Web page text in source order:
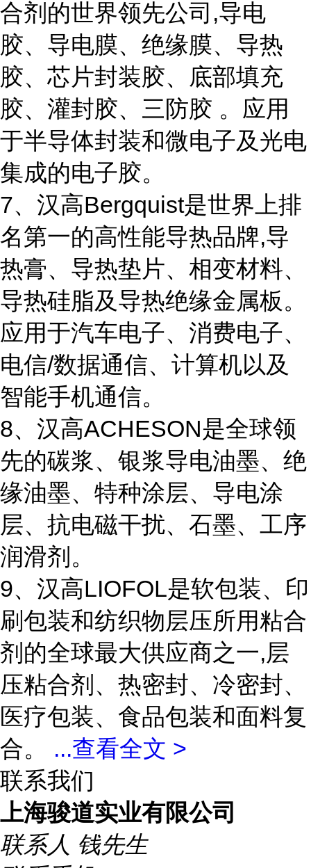
合剂的世界领先公司,导电
胶、导电膜、绝缘膜、导热
胶、芯片封装胶、底部填充
胶、灌封胶、三防胶 。应用
于半导体封装和微电子及光电
集成的电子胶。
7、汉高Bergquist是世界上排
名第一的高性能导热品牌,导
热膏、导热垫片、相变材料、
导热硅脂及导热绝缘金属板。
应用于汽车电子、消费电子、
电信/数据通信、计算机以及
智能手机通信。
8、汉高ACHESON是全球领
先的碳浆、银浆导电油墨、绝
缘油墨、特种涂层、导电涂
层、抗电磁干扰、石墨、工序
润滑剂。
9、汉高LIOFOL是软包装、印
刷包装和纺织物层压所用粘合
剂的全球最大供应商之一,层
压粘合剂、热密封、冷密封、
医疗包装、食品包装和面料复
合。 ...查看全文 >
联系我们
上海骏道实业有限公司
联系人 钱先生